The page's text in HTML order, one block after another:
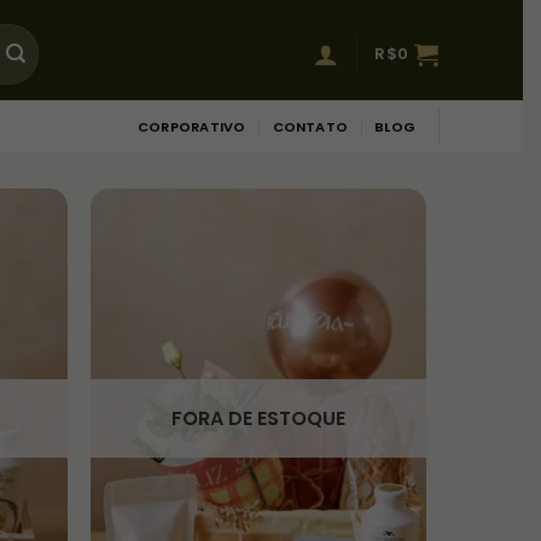
R$0
CORPORATIVO CONTATO BLOG
FORA DE ESTOQUE